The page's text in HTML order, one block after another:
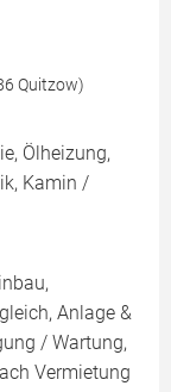
Quitzow)
Ölheizung,
Kamin /
Anlage &
/ Wartung,
Vermietung